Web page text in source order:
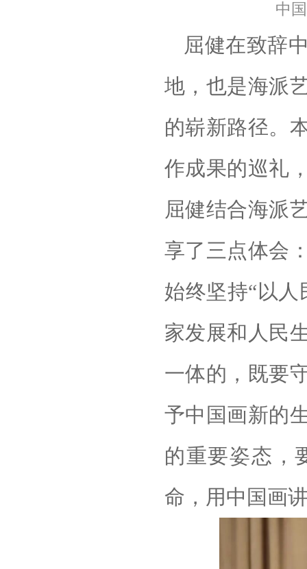
中
屈健在致辞
地，也是海派
的崭新路径。
作成果的巡礼
屈健结合海派
享了三点体会
始终坚持“以
家发展和人民
一体的，既要
予中国画新的
的重要姿态，
命，用中国画